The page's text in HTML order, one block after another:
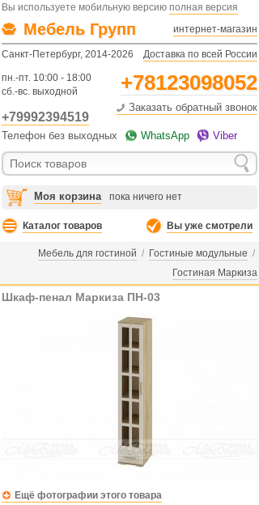
Вы используете мобильную версию полная версия
Мебель Групп интернет-магазин
Санкт-Петербург, 2014-2026 Доставка по всей России
пн.-пт. 10:00 - 18:00
сб.-вс. выходной
+78123098052
+79992394519
Заказать обратный звонок
Телефон без выходных WhatsApp Viber
Моя корзина пока ничего нет
Каталог товаров Вы уже смотрели
Мебель для гостиной / Гостиные модульные /
Гостиная Маркиза
Шкаф-пенал Маркиза ПН-03
Ещё фотографии этого товара